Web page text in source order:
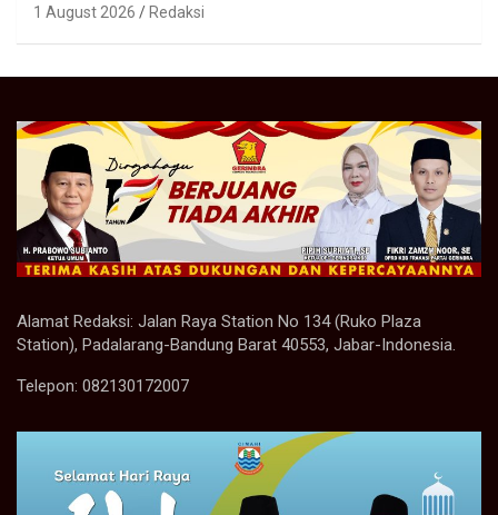
1 August 2026 Redaksi
Alamat Redaksi: Jalan Raya Station No 134 (Ruko Plaza
Station), Padalarang-Bandung Barat 40553, Jabar-Indonesia.
Telepon: 082130172007